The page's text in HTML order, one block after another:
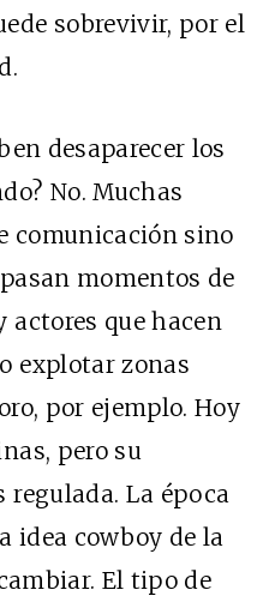
sobrevivir, por el
desaparecer los
No. Muchas
comunicación sino
momentos de
que hacen
explotar zonas
por ejemplo. Hoy
pero su
La época
idea cowboy de la
El tipo de